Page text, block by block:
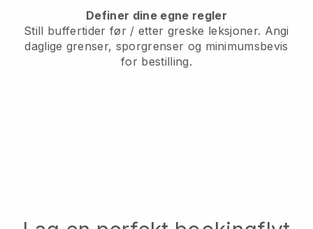
Definer dine egne regler
Still buffertider før / etter greske leksjoner. Angi
daglige grenser, sporgrenser og minimumsbevis
for bestilling.